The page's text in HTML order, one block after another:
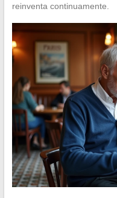
reinventa continuamente.